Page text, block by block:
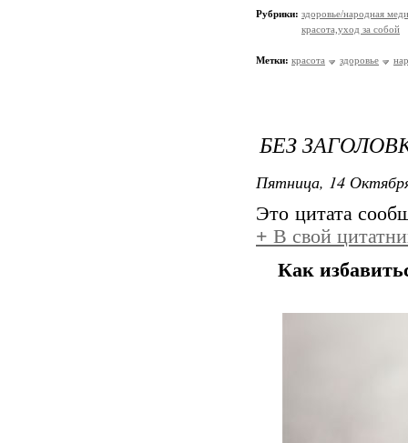
Рубрики: здоровье/народная
красота,уход за собой
Метки: красота здоровье
БЕЗ
Пятница, 14
Это цитата
+ В свой
Как